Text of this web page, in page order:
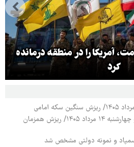
آمریکا را در منطقه درمانده
کرد
قیمت محصولات ایران خودرو چهارشنبه ۱۴ مرداد ۱۴۰۵/ ریزش همزمان
سمپاد و نمونه دولتی مشخص شد